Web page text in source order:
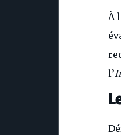
À
l’